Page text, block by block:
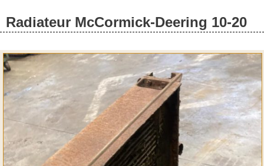
Radiateur McCormick-Deering 10-20